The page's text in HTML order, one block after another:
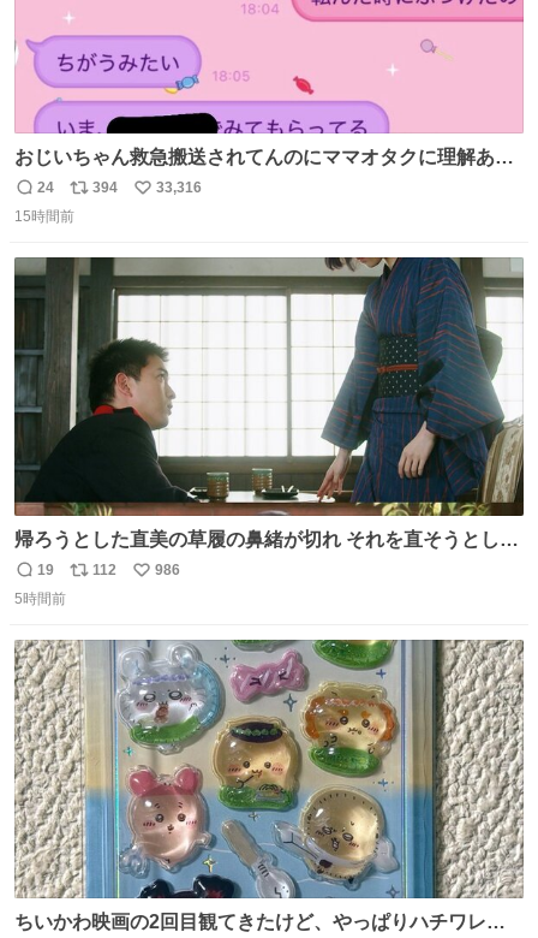
おじいちゃん救急搬送されてんのにママオタクに理解あっ
て不謹慎だけどウケる
返
信
24
リ
ポ
ト
数
394
い
数
33,316
15時間前
帰ろうとした直美の草履の鼻緒が切れ それを直そうとした
小川がさらに壊し…… 結果、直美をおんぶして送ることに
なりました。 👇鼻緒はいつも恋のキューピッド？
薫る 上坂樹里 甲斐翔真
返
信
19
リ
ト
数
112
い
数
986
5時間前
ちいかわ映画の2回目観てきたけど、やっぱりハチワレの